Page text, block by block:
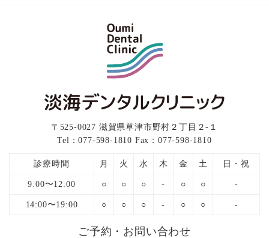
〒525-0027 滋賀県草津市野村２丁目２-１
Tel：077-598-1810 Fax：077-598-1810
診療時間 月 火 水 木 金 土 日・祝
9:00〜12:00 ○ ○ ○ - ○ ○ -
14:00〜19:00 ○ ○ ○ - ○ ○ -
ご予約・お問い合わせ